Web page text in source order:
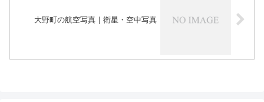
大野町の航空写真｜衛星・空中写真